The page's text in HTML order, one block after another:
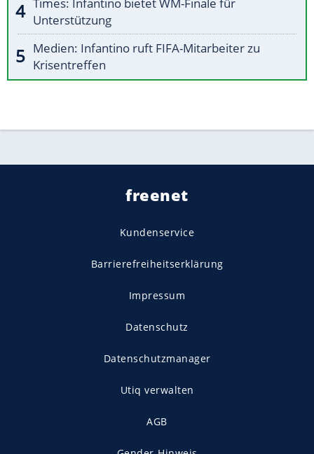
Times: Infantino bietet WM-Finale für
Unterstützung
Medien: Infantino ruft FIFA-Mitarbeiter zu
Krisentreffen
freenet
Kundenservice
Barrierefreiheitserklärung
Impressum
Datenschutz
Datenschutzmanager
Utiq verwalten
AGB